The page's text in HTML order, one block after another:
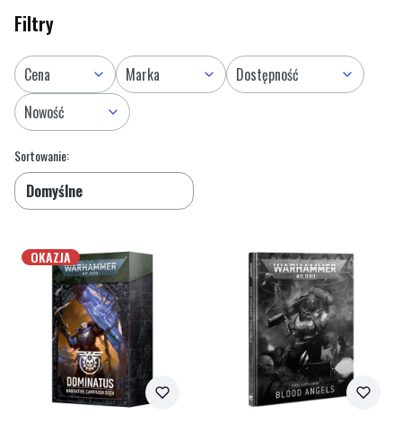
Filtry
Cena Marka
Dostępność
Nowość
Koniec filtrów
Lista produktów
Sortowanie:
Domyślne
OKAZJA